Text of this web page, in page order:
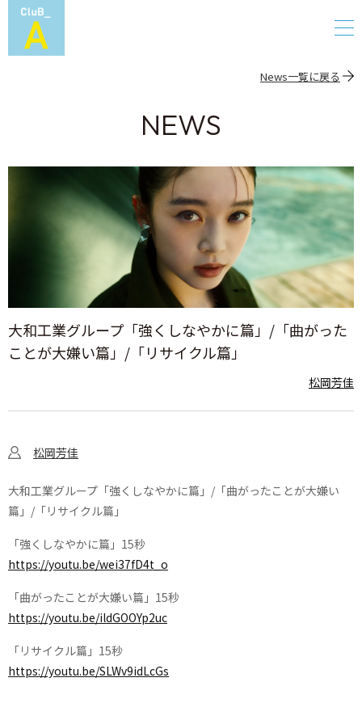
News一覧に戻る
NEWS
大和工業グループ「強くしなやかに篇」/「曲がった
ことが大嫌い篇」/「リサイクル篇」
松岡芳佳
松岡芳佳
大和工業グループ「強くしなやかに篇」/「曲がったことが大嫌い
篇」/「リサイクル篇」
「強くしなやかに篇」15秒
https://youtu.be/wei37fD4t_o
「曲がったことが大嫌い篇」15秒
https://youtu.be/ildGOOYp2uc
「リサイクル篇」15秒
https://youtu.be/SLWv9idLcGs